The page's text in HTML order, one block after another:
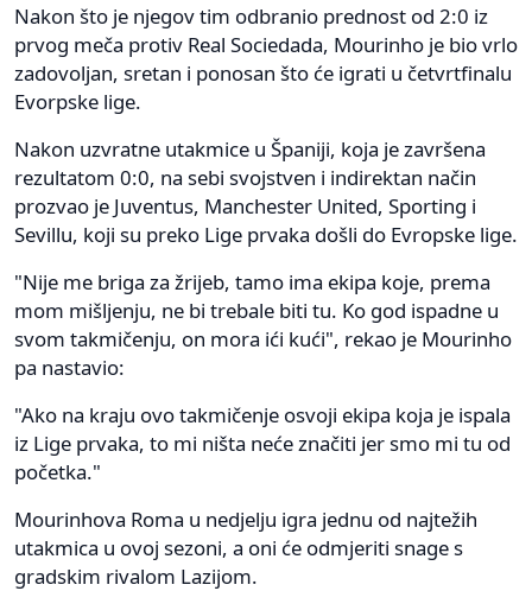
Nakon što je njegov tim odbranio prednost od 2:0 iz
prvog meča protiv Real Sociedada, Mourinho je bio vrlo
zadovoljan, sretan i ponosan što će igrati u četvrtfinalu
Evorpske lige.
Nakon uzvratne utakmice u Španiji, koja je završena
rezultatom 0:0, na sebi svojstven i indirektan način
prozvao je Juventus, Manchester United, Sporting i
Sevillu, koji su preko Lige prvaka došli do Evropske lige.
"Nije me briga za žrijeb, tamo ima ekipa koje, prema
mom mišljenju, ne bi trebale biti tu. Ko god ispadne u
svom takmičenju, on mora ići kući", rekao je Mourinho
pa nastavio:
"Ako na kraju ovo takmičenje osvoji ekipa koja je ispala
iz Lige prvaka, to mi ništa neće značiti jer smo mi tu od
početka."
Mourinhova Roma u nedjelju igra jednu od najtežih
utakmica u ovoj sezoni, a oni će odmjeriti snage s
gradskim rivalom Lazijom.